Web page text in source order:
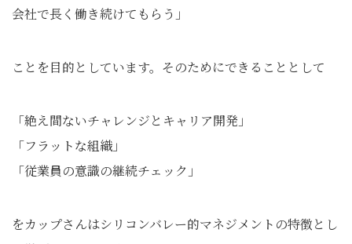
会社で長く働き続けてもらう」
ことを目的としています。そのためにできることとして
「絶え間ないチャレンジとキャリア開発」
「フラットな組織」
「従業員の意識の継続チェック」
をカップさんはシリコンバレー的マネジメントの特徴とし